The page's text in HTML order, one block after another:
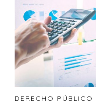
DERECHO PÚBLICO